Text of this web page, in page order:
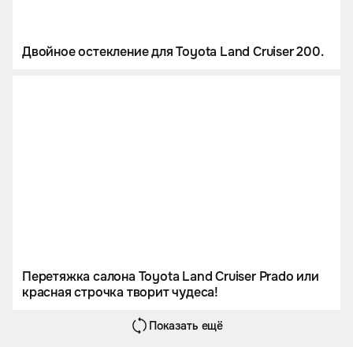
Двойное остекление для Toyota Land Cruiser 200.
Перетяжка салона Toyota Land Cruiser Prado или
красная строчка творит чудеса!
Показать ещё